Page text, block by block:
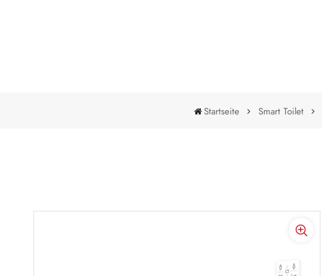
Startseite Smart Toilet